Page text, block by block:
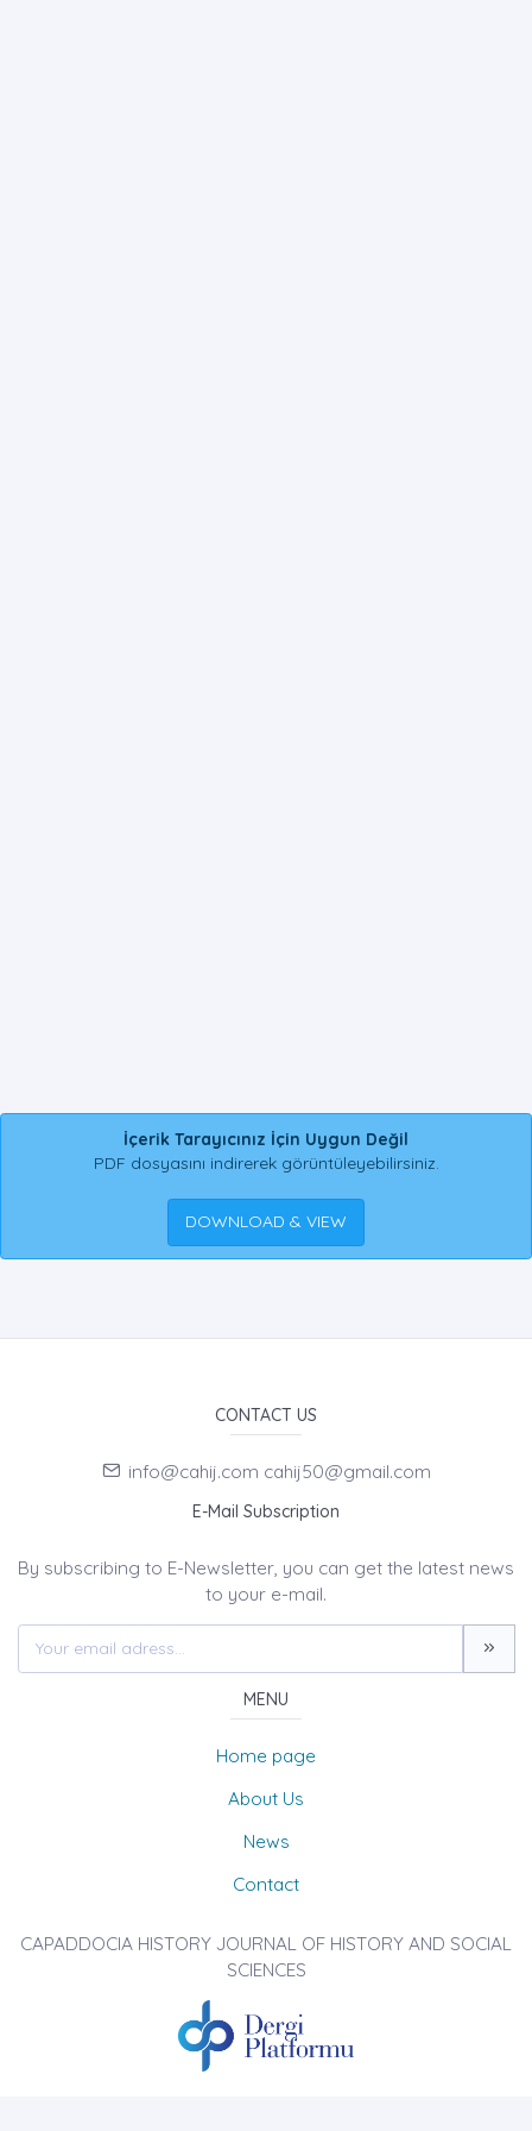
İçerik Tarayıcınız İçin Uygun Değil
PDF dosyasını indirerek görüntüleyebilirsiniz.
DOWNLOAD & VIEW
CONTACT US
info@cahij.com cahij50@gmail.com
E-Mail Subscription
By subscribing to E-Newsletter, you can get the latest news
to your e-mail.
MENU
Home page
About Us
News
Contact
CAPADDOCIA HISTORY JOURNAL OF HISTORY AND SOCIAL
SCIENCES